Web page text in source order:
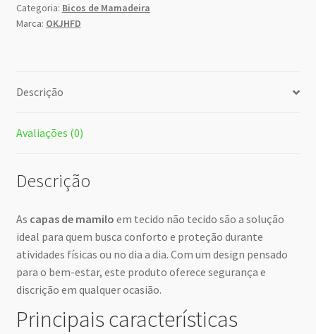
Categoria: Bicos de Mamadeira
Marca: OKJHFD
Descrição
Avaliações (0)
Descrição
As capas de mamilo em tecido não tecido são a solução
ideal para quem busca conforto e proteção durante
atividades físicas ou no dia a dia. Com um design pensado
para o bem-estar, este produto oferece segurança e
discrição em qualquer ocasião.
Principais características